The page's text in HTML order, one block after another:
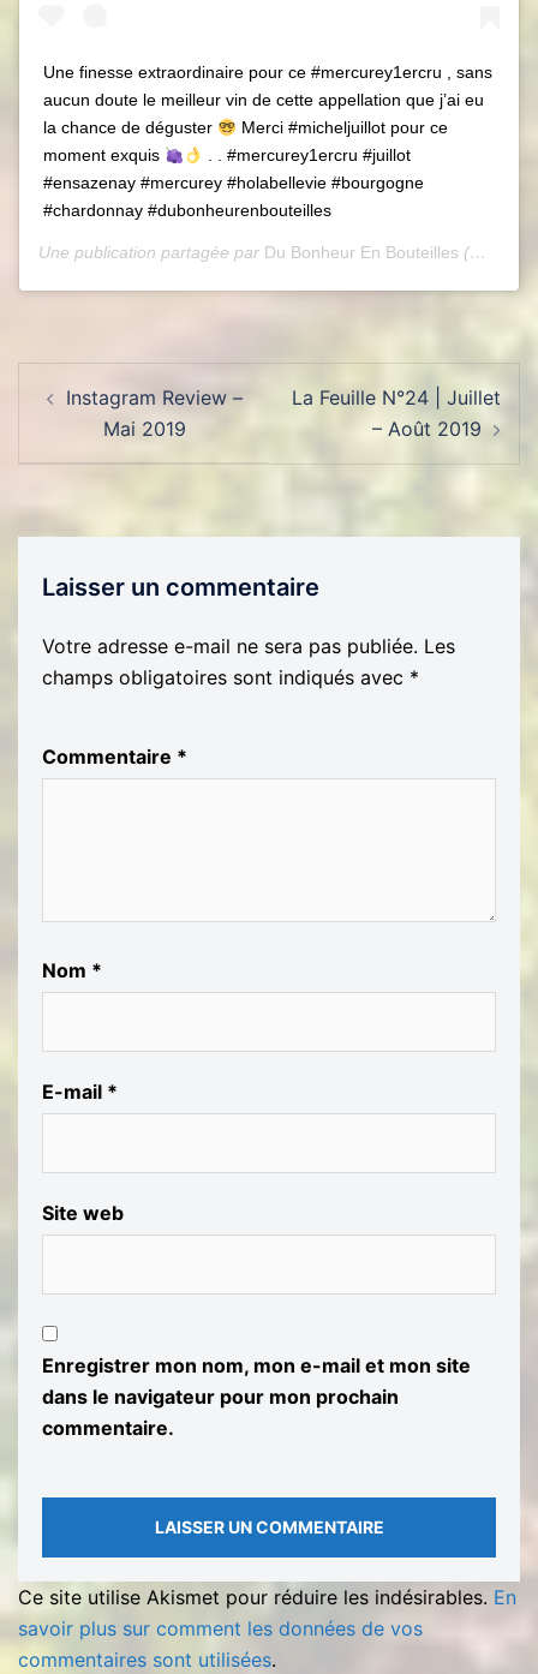
Une finesse extraordinaire pour ce #mercurey1ercru , sans
aucun doute le meilleur vin de cette appellation que j’ai eu
la chance de déguster
Merci #micheljuillot pour ce
moment exquis
. . #mercurey1ercru #juillot
#ensazenay #mercurey #holabellevie #bourgogne
#chardonnay #dubonheurenbouteilles
Une publication partagée par Du Bonheur En Bouteilles (@dubonheurenbouteilles) le
d’article
Instagram Review –
Mai 2019
La Feuille N°24 | Juillet
– Août 2019
Laisser un commentaire
Votre adresse e-mail ne sera pas publiée. Les
champs obligatoires sont indiqués avec *
Commentaire *
Nom *
E-mail *
Site web
Enregistrer mon nom, mon e-mail et mon site
dans le navigateur pour mon prochain
commentaire.
Ce site utilise Akismet pour réduire les indésirables. En
savoir plus sur comment les données de vos
commentaires sont utilisées.